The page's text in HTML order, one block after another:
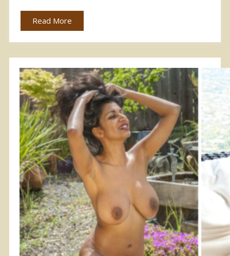
Read More